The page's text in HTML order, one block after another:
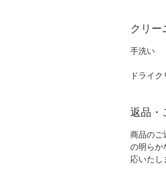
クリー
手洗い
ドライ
返品・
商品のご
の明らか
応いたし